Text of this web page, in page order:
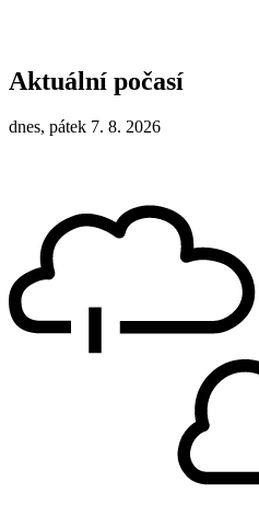
Aktuální počasí
dnes, pátek 7. 8. 2026